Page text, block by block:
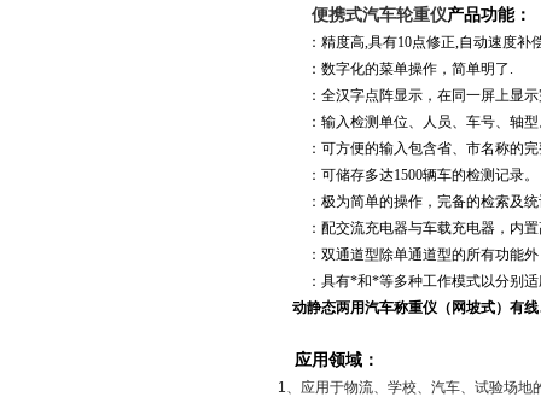
便携式汽车轮重仪产品功能：
： 精度高,具有10点修正,自动速度补
： 数字化的菜单操作，简单明了 .
： 全汉字点阵显示，在同一屏上显
： 输入检测单位、人员、车号、轴
： 可方便的输入包含省、市名称的
： 可储存多达1500辆车的检测记录。
： 极为简单的操作，完备的检索及
： 配交流充电器与车载充电器，内
： 双通道型除单通道型的所有功能
： 具有*和*等多种工作模式以分别
动静态两用汽车称重仪（网坡式）有
应用领域：
1、应用于物流、学校、汽车、试验场地